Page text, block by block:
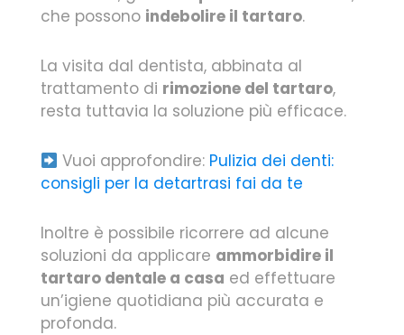
che possono indebolire il tartaro.
La visita dal dentista, abbinata al
trattamento di rimozione del tartaro,
resta tuttavia la soluzione più efficace.
Vuoi approfondire: Pulizia dei denti:
consigli per la detartrasi fai da te
Inoltre è possibile ricorrere ad alcune
soluzioni da applicare ammorbidire il
tartaro dentale a casa ed effettuare
un’igiene quotidiana più accurata e
profonda.